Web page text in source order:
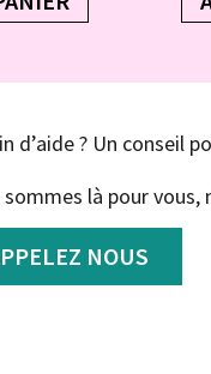
d’aide ? Un conseil
sommes là pour vous,
NOUS